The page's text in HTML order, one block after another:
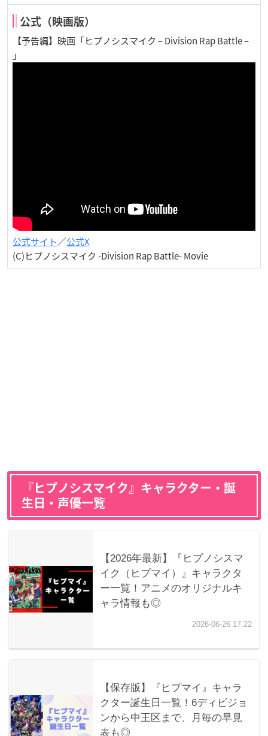
公式（映画版）
【予告編】映画「ヒプノシスマイク – Division Rap Battle –
」
公式サイト／公式X
(C)ヒプノシスマイク -Division Rap Battle- Movie
『ヒプノシスマイク』キャラクター・誕
生日・声優一覧